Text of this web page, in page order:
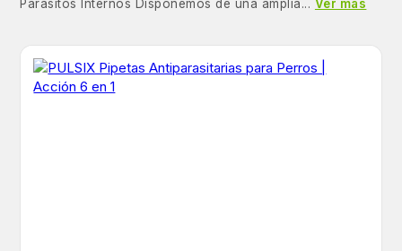
Parásitos Internos Disponemos de una amplia... Ver mas